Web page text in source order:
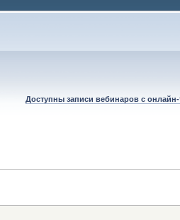
Доступны записи вебинаров с